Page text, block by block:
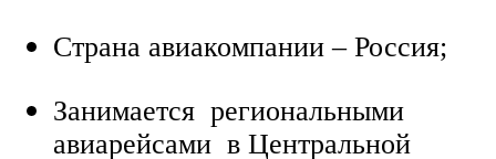
Страна авиакомпании – Россия;
Занимается региональными
авиарейсами в Центральной